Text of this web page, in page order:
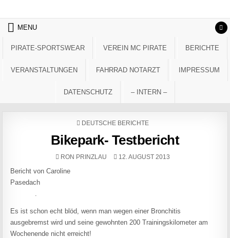
MENU
PIRATE-SPORTSWEAR VEREIN MC PIRATE BERICHTE
VERANSTALTUNGEN FAHRRAD NOTARZT IMPRESSUM
DATENSCHUTZ – INTERN –
POSTED IN
DEUTSCHE BERICHTE
Bikepark- Testbericht
AUTHOR:
RON PRINZLAU PUBLISHED DATE:
12. AUGUST 2013
Bericht von Caroline
Pasedach
.
Es ist schon echt blöd, wenn man wegen einer Bronchitis
ausgebremst wird und seine gewohnten 200 Trainingskilometer am
Wochenende nicht erreicht!